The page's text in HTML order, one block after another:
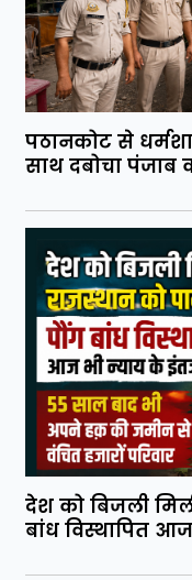
पठानकोट से
साथ दबोचा पंजाब
देश को बिजली
बांध विस्थापित